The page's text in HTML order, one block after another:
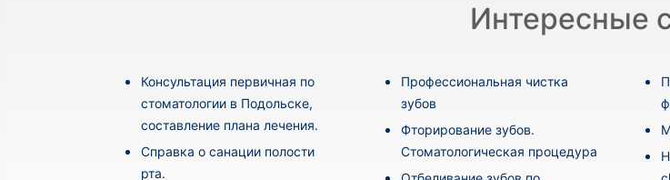
Интересные
Консультация первичная по
стоматологии в Подольске,
составление плана лечения.
Cправка о санации полости
рта.
Профессиональная чистка
зубов
Фторирование зубов.
Стоматологическая процедура